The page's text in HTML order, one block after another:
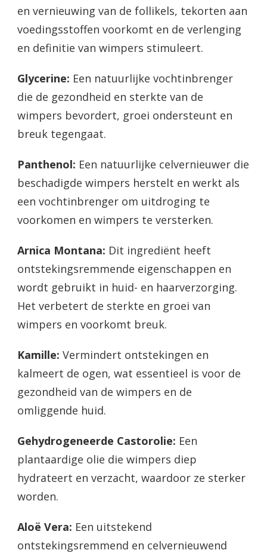
en vernieuwing van de follikels, tekorten aan
voedingsstoffen voorkomt en de verlenging
en definitie van wimpers stimuleert.
Glycerine: Een natuurlijke vochtinbrenger
die de gezondheid en sterkte van de
wimpers bevordert, groei ondersteunt en
breuk tegengaat.
Panthenol: Een natuurlijke celvernieuwer die
beschadigde wimpers herstelt en werkt als
een vochtinbrenger om uitdroging te
voorkomen en wimpers te versterken.
Arnica Montana: Dit ingrediënt heeft
ontstekingsremmende eigenschappen en
wordt gebruikt in huid- en haarverzorging.
Het verbetert de sterkte en groei van
wimpers en voorkomt breuk.
Kamille: Vermindert ontstekingen en
kalmeert de ogen, wat essentieel is voor de
gezondheid van de wimpers en de
omliggende huid.
Gehydrogeneerde Castorolie: Een
plantaardige olie die wimpers diep
hydrateert en verzacht, waardoor ze sterker
worden.
Aloë Vera: Een uitstekend
ontstekingsremmend en celvernieuwend